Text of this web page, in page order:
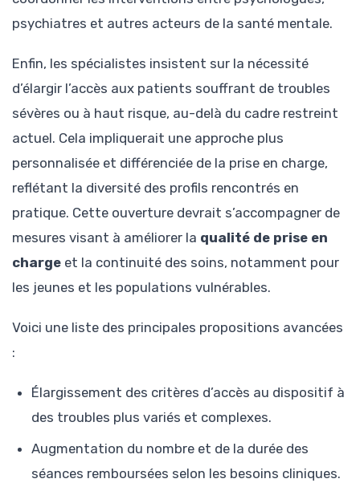
psychiatres et autres acteurs de la santé mentale.
Enfin, les spécialistes insistent sur la nécessité
d’élargir l’accès aux patients souffrant de troubles
sévères ou à haut risque, au-delà du cadre restreint
actuel. Cela impliquerait une approche plus
personnalisée et différenciée de la prise en charge,
reflétant la diversité des profils rencontrés en
pratique. Cette ouverture devrait s’accompagner de
mesures visant à améliorer la qualité de prise en
charge et la continuité des soins, notamment pour
les jeunes et les populations vulnérables.
Voici une liste des principales propositions avancées
:
Élargissement des critères d’accès au dispositif à
des troubles plus variés et complexes.
Augmentation du nombre et de la durée des
séances remboursées selon les besoins cliniques.